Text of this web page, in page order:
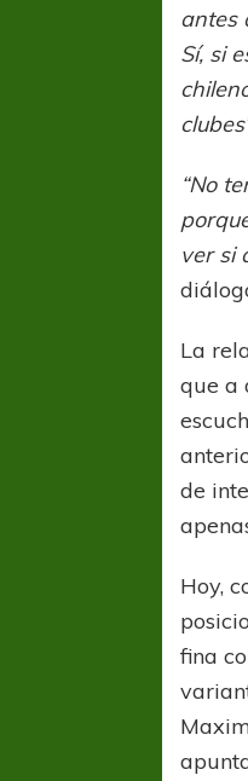
antes
Sí, si
“No
ver si
La
que a
de
Hoy,
fina